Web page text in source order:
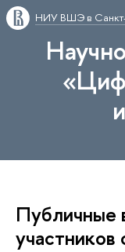
НИУ ВШЭ в
Публичные
участников